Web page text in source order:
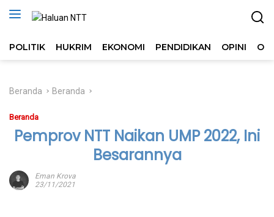
POLITIK HUKRIM EKONOMI PENDIDIKAN OPINI
Beranda Beranda
Beranda
Pemprov NTT Naikan UMP 2022, Ini
Besarannya
Eman Krova
23/11/2021